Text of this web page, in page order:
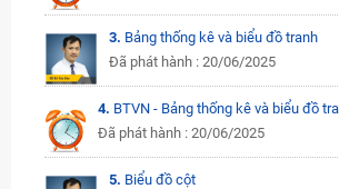
3. Bảng thống kê và biểu đồ tranh
Đã phát hành : 20/06/2025
4. BTVN - Bảng thống kê và biểu đồ
Đã phát hành : 20/06/2025
5. Biểu đồ cột